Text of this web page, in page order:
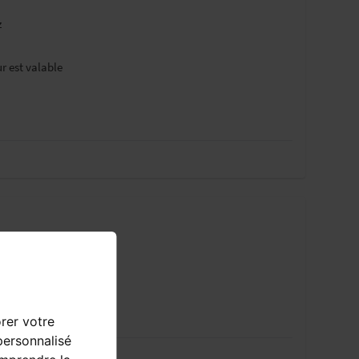
votre
est valable